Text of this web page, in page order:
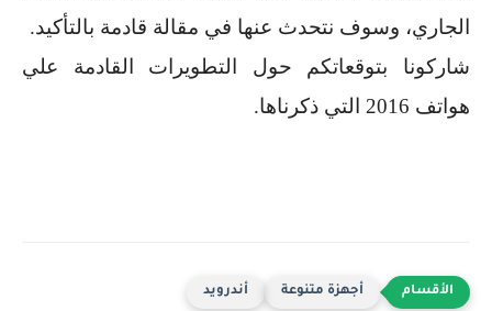
الجاري، وسوف نتحدث عنها في مقالة قادمة بالتأكيد.
شاركونا بتوقعاتكم حول التطويرات القادمة علي
هواتف 2016 التي ذكرناها.
أجهزة متنوعة أندرويد